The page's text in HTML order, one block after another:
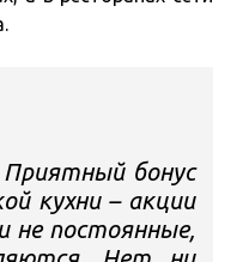
бонус
кухни – акции
не постоянные,